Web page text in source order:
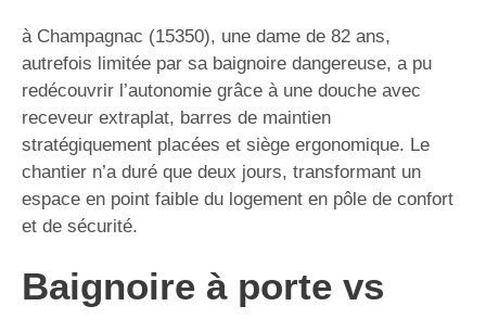
à Champagnac (15350), une dame de 82 ans,
autrefois limitée par sa baignoire dangereuse, a pu
redécouvrir l’autonomie grâce à une douche avec
receveur extraplat, barres de maintien
stratégiquement placées et siège ergonomique. Le
chantier n’a duré que deux jours, transformant un
espace en point faible du logement en pôle de confort
et de sécurité.
Baignoire à porte vs